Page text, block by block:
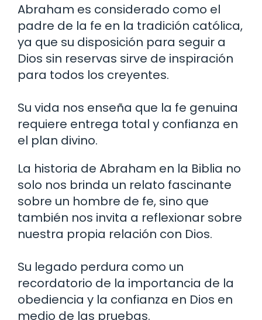
Abraham es considerado como el
padre de la fe en la tradición católica,
ya que su disposición para seguir a
Dios sin reservas sirve de inspiración
para todos los creyentes.
Su vida nos enseña que la fe genuina
requiere entrega total y confianza en
el plan divino.
La historia de Abraham en la Biblia no
solo nos brinda un relato fascinante
sobre un hombre de fe, sino que
también nos invita a reflexionar sobre
nuestra propia relación con Dios.
Su legado perdura como un
recordatorio de la importancia de la
obediencia y la confianza en Dios en
medio de las pruebas.